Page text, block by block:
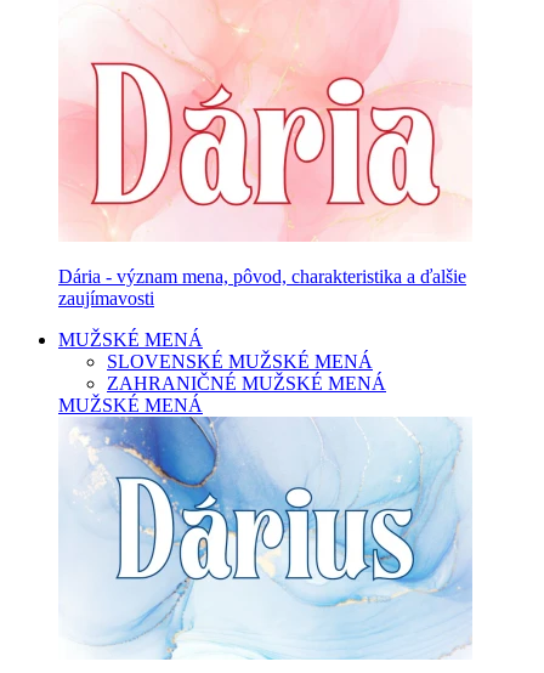
Dária - význam mena, pôvod, charakteristika a ďalšie
zaujímavosti
MUŽSKÉ MENÁ
SLOVENSKÉ MUŽSKÉ MENÁ
ZAHRANIČNÉ MUŽSKÉ MENÁ
MUŽSKÉ MENÁ